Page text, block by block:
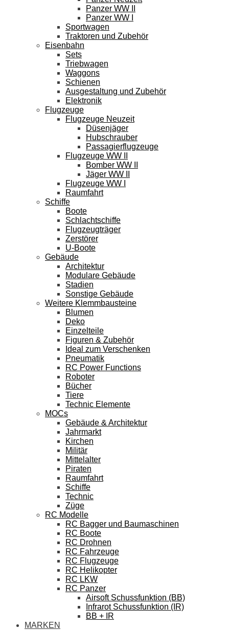
Panzer WW II
Panzer WW I
Sportwagen
Traktoren und Zubehör
Eisenbahn
Sets
Triebwagen
Waggons
Schienen
Ausgestaltung und Zubehör
Elektronik
Flugzeuge
Flugzeuge Neuzeit
Düsenjäger
Hubschrauber
Passagierflugzeuge
Flugzeuge WW II
Bomber WW II
Jäger WW II
Flugzeuge WW I
Raumfahrt
Schiffe
Boote
Schlachtschiffe
Flugzeugträger
Zerstörer
U-Boote
Gebäude
Architektur
Modulare Gebäude
Stadien
Sonstige Gebäude
Weitere Klemmbausteine
Blumen
Deko
Einzelteile
Figuren & Zubehör
Ideal zum Verschenken
Pneumatik
RC Power Functions
Roboter
Bücher
Tiere
Technic Elemente
MOCs
Gebäude & Architektur
Jahrmarkt
Kirchen
Militär
Mittelalter
Piraten
Raumfahrt
Schiffe
Technic
Züge
RC Modelle
RC Bagger und Baumaschinen
RC Boote
RC Drohnen
RC Fahrzeuge
RC Flugzeuge
RC Helikopter
RC LKW
RC Panzer
Airsoft Schussfunktion (BB)
Infrarot Schussfunktion (IR)
BB + IR
MARKEN